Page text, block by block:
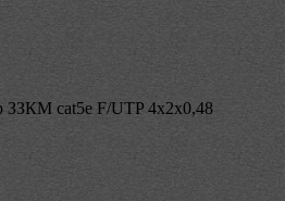
ЗЗКМ cat5е F/UTP 4х2х0,48